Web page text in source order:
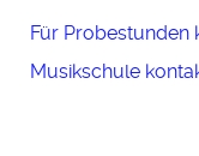
Für Probestunden
Musikschule